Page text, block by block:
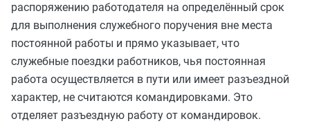
распоряжению работодателя на определённый срок
для выполнения служебного поручения вне места
постоянной работы и прямо указывает, что
служебные поездки работников, чья постоянная
работа осуществляется в пути или имеет разъездной
характер, не считаются командировками. Это
отделяет разъездную работу от командировок.